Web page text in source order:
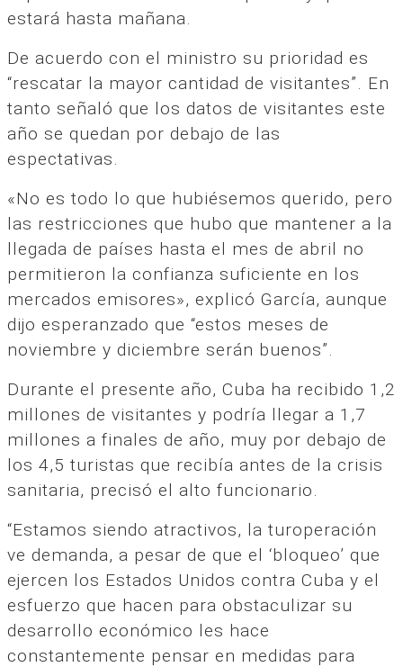
estará hasta mañana.
De acuerdo con el ministro su prioridad es
“rescatar la mayor cantidad de visitantes”. En
tanto señaló que los datos de visitantes este
año se quedan por debajo de las
espectativas.
«No es todo lo que hubiésemos querido, pero
las restricciones que hubo que mantener a la
llegada de países hasta el mes de abril no
permitieron la confianza suficiente en los
mercados emisores», explicó García, aunque
dijo esperanzado que “estos meses de
noviembre y diciembre serán buenos”.
Durante el presente año, Cuba ha recibido 1,2
millones de visitantes y podría llegar a 1,7
millones a finales de año, muy por debajo de
los 4,5 turistas que recibía antes de la crisis
sanitaria, precisó el alto funcionario.
“Estamos siendo atractivos, la turoperación
ve demanda, a pesar de que el ‘bloqueo’ que
ejercen los Estados Unidos contra Cuba y el
esfuerzo que hacen para obstaculizar su
desarrollo económico les hace
constantemente pensar en medidas para